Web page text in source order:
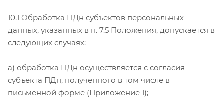
10.1 Обработка ПДн субъектов персональных
данных, указанных в п. 7.5 Положения, допускается в
следующих случаях:
а) обработка ПДн осуществляется с согласия
субъекта ПДн, полученного в том числе в
письменной форме (Приложение 1);